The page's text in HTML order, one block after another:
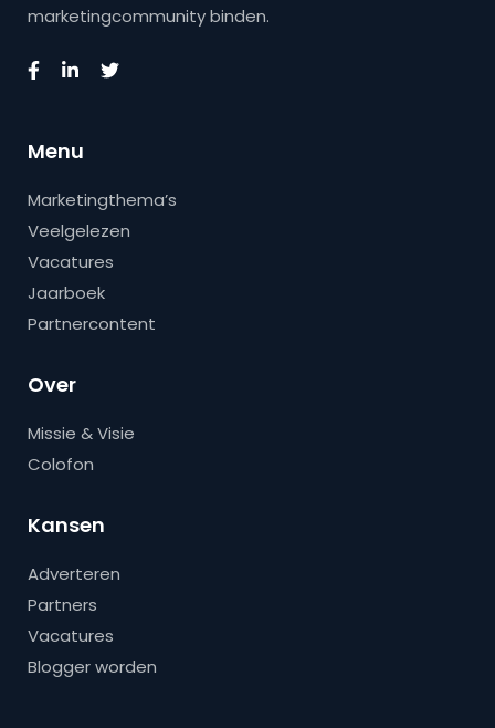
marketingcommunity binden.
Menu
Marketingthema’s
Veelgelezen
Vacatures
Jaarboek
Partnercontent
Over
Missie & Visie
Colofon
Kansen
Adverteren
Partners
Vacatures
Blogger worden